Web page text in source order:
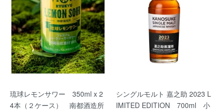
琉球レモンサワー 350ml x 2
4本（２ケース） 南都酒造所
シングルモルト 嘉之助 2023 L
IMITED EDITION 700ml 小